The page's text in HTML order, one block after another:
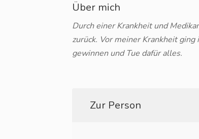
Über mich
Durch einer Krankheit und
zurück. Vor meiner Krankheit
gewinnen und Tue dafür alles.
Zur Person